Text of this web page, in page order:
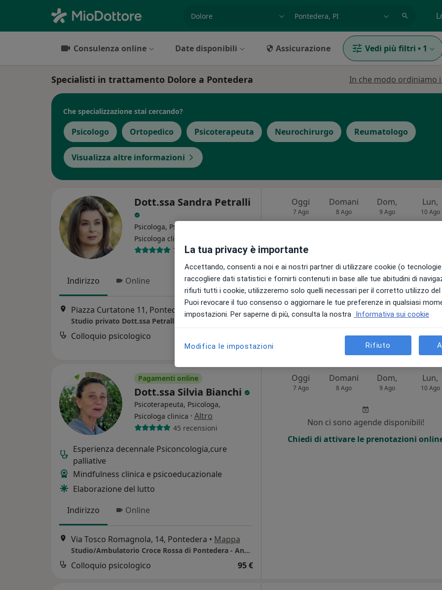
Consulenza online Date disponibili Assicurazione Vedi più filtri • 1
Specialisti in trattamento Dolore a Pontedera In che modo ordiniamo
Che specializzazione stai cercando?
Psicologo Ortopedico Psicoterapeuta Neurochirurgo Reumatologo
Visualizza altre informazioni
Dott.ssa Sandra Petralli
Psicologa, Psicoterapeuta,
Psicologa clinica
73 recensioni
Indirizzo Online
Piazza Curtatone 11, Pontedera Mappa
Studio privato Dott.ssa Petralli 349 245 6422
Colloquio psicologico
Oggi
7 Ago
Domani
8 Ago
Dom,
9 Ago
Lun,
10 Ago
Non ci sono agende disponibili!
Chiedi di attivare le prenotazioni online
Pagamenti online
Dott.ssa Silvia Bianchi
Psicoterapeuta, Psicologa,
Psicologa clinica · Altro
45 recensioni
Esperienza decennale Psiconcologia,cure
palliative
Mindfulness clinica e psicoeducazionale
Elaborazione del lutto
Indirizzo
Online
Via Tosco Romagnola, 14, Pontedera • Mappa
Studio/Ambulatorio Croce Rossa di Pontedera - Anche colloquio con skype - Gradito contatto telefonico 1° colloquio
Colloquio psicologico 95 €
Oggi
7 Ago
Domani
8 Ago
Dom,
9 Ago
Lun,
10 Ago
Non ci sono agende disponibili!
Chiedi di attivare le prenotazioni
La tua privacy è importante
Accettando, consenti a noi e ai nostri partner di utilizzare cookie (o
raccogliere dati statistici e fornirti contenuti in base alle tue abitudini di
rifiuti tutti i cookie, utilizzeremo solo quelli necessari per il corretto utilizzo
Puoi revocare il tuo consenso o aggiornare le tue preferenze in qualsiasi
impostazioni. Per saperne di più, consulta la nostra Informativa sui cookie
Modifica le impostazioni Rifiuto